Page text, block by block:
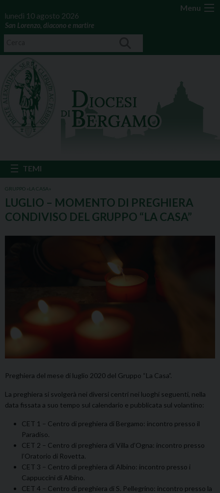
Menu
lunedì 10 agosto 2026
San Lorenzo, diacono e martire
GRUPPO «LA CASA»
LUGLIO – MOMENTO DI PREGHIERA
CONDIVISO DEL GRUPPO “LA CASA”
Preghiera del mese di luglio 2020 del Gruppo “La Casa”.
La preghiera si svolgerà nei diversi centri nei luoghi seguenti, nella
data fissata a suo tempo sul calendario e pubblicata sul volantino:
CET 1 – Centro di preghiera di Bergamo: incontro presso il
Paradiso.
CET 2 – Centro di preghiera di Villa d’Ogna: incontro presso
l’Oratorio di Rovetta.
CET 3 – Centro di preghiera di Albino: incontro presso i
Cappuccini di Albino.
CET 4 – Centro di preghiera di S. Pellegrino: incontro presso la